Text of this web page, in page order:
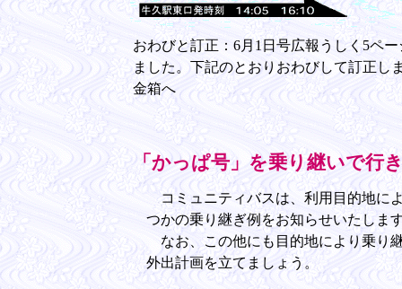
おわびと訂正：6月1日号広報うしく5ペ
ました。下記のとおりおわびして訂正
金箱へ
「かっぱ号」を乗り継いで行
コミュニティバスは、利用目的地に
つかの乗り継ぎ例をお知らせいたしま
なお、この他にも目的地により乗り
外出計画を立てましょう。